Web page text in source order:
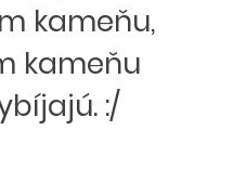
kameňu,
kameňu
:/